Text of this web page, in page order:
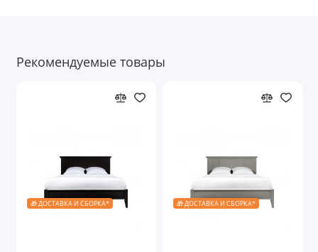
Рекомендуемые товары
🎁 ДОСТАВКА И СБОРКА* 🎁 ДОСТАВКА И СБОРКА*